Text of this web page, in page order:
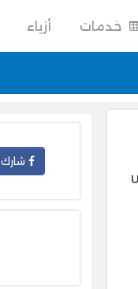
خدمات أزياء
شارك